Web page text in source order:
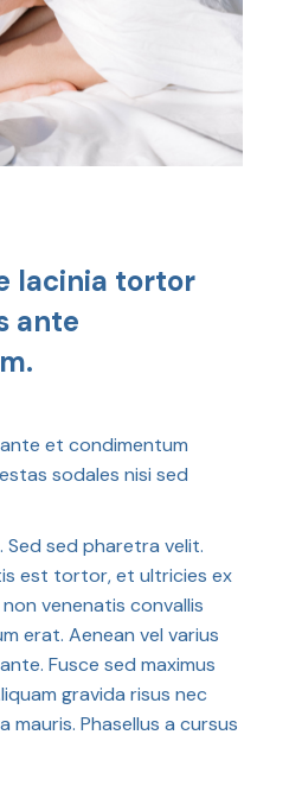
lacinia tortor
ante
et condimentum
sodales nisi sed
Sed sed pharetra velit.
est tortor, et ultricies ex
venenatis convallis
erat. Aenean vel varius
Fusce sed maximus
gravida risus nec
mauris. Phasellus a cursus